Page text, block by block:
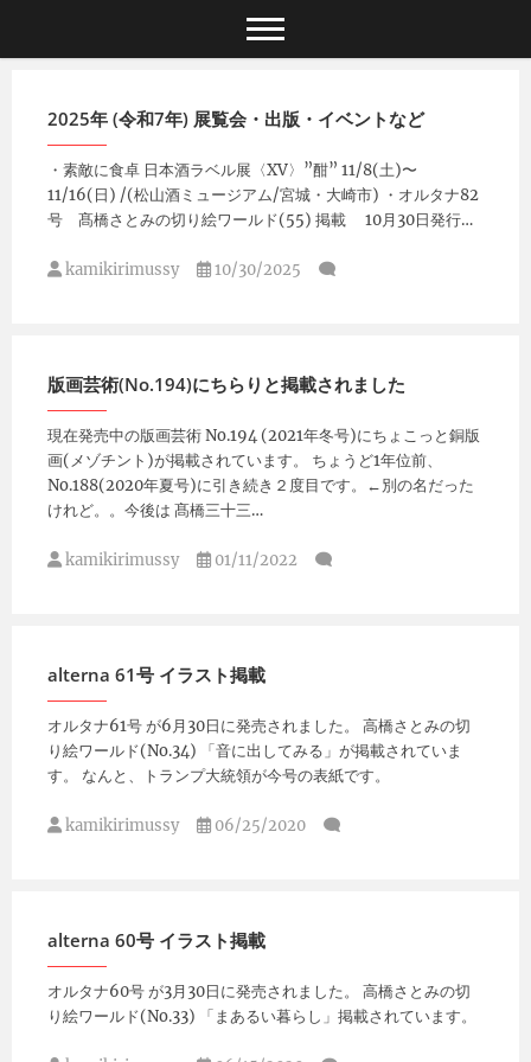
content
2025年 (令和7年) 展覧会・出版・イベントなど
・素敵に食卓 日本酒ラベル展〈XV〉”酣” 11/8(土)〜
11/16(日) /(松山酒ミュージアム/宮城・大崎市) ・オルタナ82
号 髙橋さとみの切り絵ワールド(55) 掲載 10月30日発行…
kamikirimussy 10/30/2025
版画芸術(No.194)にちらりと掲載されました
現在発売中の版画芸術 No.194 (2021年冬号)にちょこっと銅版
画(メゾチント)が掲載されています。 ちょうど1年位前、
No.188(2020年夏号)に引き続き２度目です。←別の名だった
けれど。。今後は 髙橋三十三…
kamikirimussy 01/11/2022
alterna 61号 イラスト掲載
オルタナ61号 が6月30日に発売されました。 高橋さとみの切
り絵ワールド(No.34) 「音に出してみる」が掲載されていま
す。 なんと、トランプ大統領が今号の表紙です。
kamikirimussy 06/25/2020
alterna 60号 イラスト掲載
オルタナ60号 が3月30日に発売されました。 高橋さとみの切
り絵ワールド(No.33) 「まあるい暮らし」掲載されています。